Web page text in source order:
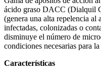
ácido graso DACC (Dialquil
(genera una alta repelencia al
infectadas, colonizadas o
disminuye el número de
condiciones necesarias para
Características